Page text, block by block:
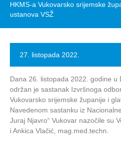
HKMS-a Vukovarsko srijemske
ustanova VSŽ
27. listopada 2022.
Dana 26. listopada 2022. godine u
održan je sastanak Izvršnoga
Vukovarsko srijemske županije i
Navedenom sastanku iz
Juraj Njavro“ Vukovar nazočile su
i Ankica Vlačić, mag.med.techn.